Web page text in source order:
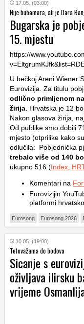
17.05. (03:00)
Nije bubamara, ali je Dara
Bugarska je
15. mjestu
https://
U bečkoj Areni Wiener
Eurovizija. Za titulu
odlično primljenom
žirija . Hrvatska je 12
Nakon glasova žirija,
Od publike smo dobili
mjesto (otprilike kako
odlučila: Pobjednička
trebalo više od 140
ukupno 516 (Index
Komentari na
Eurovizijin
platformi
Eurosong Eurosong 2026
10.05. (19:00)
Tetovažama do bodova
Sicanje s
oživljava ilirsku
vrijeme